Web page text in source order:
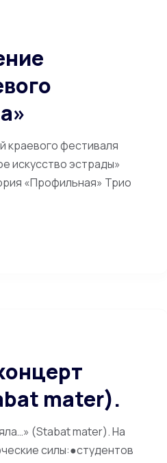
краевого фестиваля
искусство эстрады»
«Профильная» Трио
mater).
(Stabat mater). На
силы:●студентов